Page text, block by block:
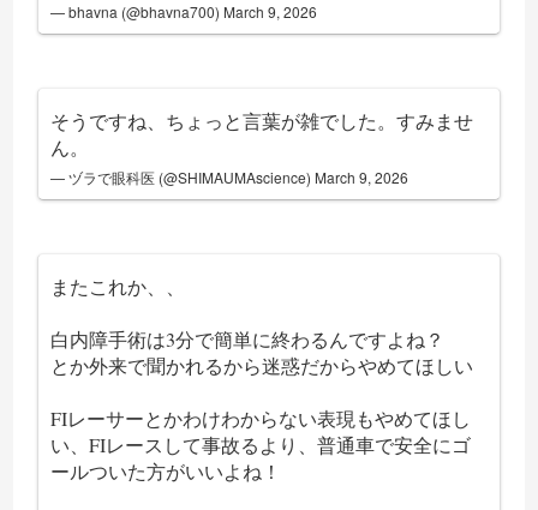
— bhavna (@bhavna700) March 9, 2026
そうですね、ちょっと言葉が雑でした。すみませ
ん。
— ヅラで眼科医 (@SHIMAUMAscience) March 9, 2026
またこれか、、
白内障手術は3分で簡単に終わるんですよね？
とか外来で聞かれるから迷惑だからやめてほしい
FIレーサーとかわけわからない表現もやめてほし
い、FIレースして事故るより、普通車で安全にゴ
ールついた方がいいよね！